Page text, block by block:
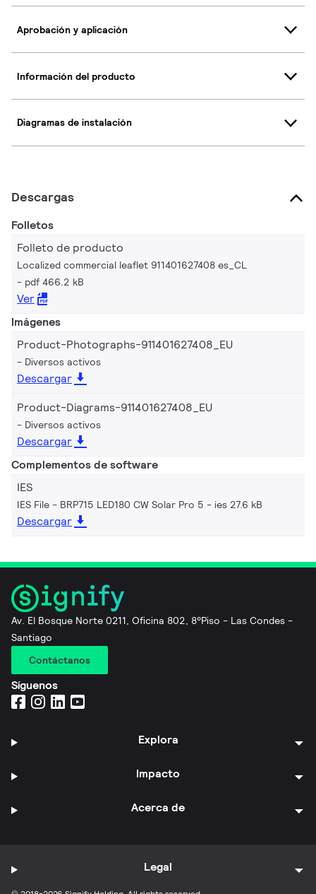
Aprobación y aplicación
Información del producto
Diagramas de instalación
Descargas
Folletos
Folleto de producto
Localized commercial leaflet 911401627408 es_CL
pdf 466.2 kB
Ver
Imágenes
Product-Photographs-911401627408_EU
Diversos activos
Descargar
Product-Diagrams-911401627408_EU
Diversos activos
Descargar
Complementos de software
IES
IES File - BRP715 LED180 CW Solar Pro 5 ies 27.6 kB
Descargar
Av. El Bosque Norte 0211, Oficina 802, 8°Piso - Las Condes -
Santiago
Contáctanos
Síguenos
Explora
Impacto
Acerca de
Legal